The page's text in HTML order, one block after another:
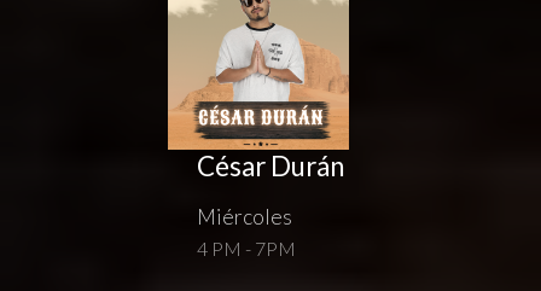
César Durán
Miércoles
4 PM - 7PM